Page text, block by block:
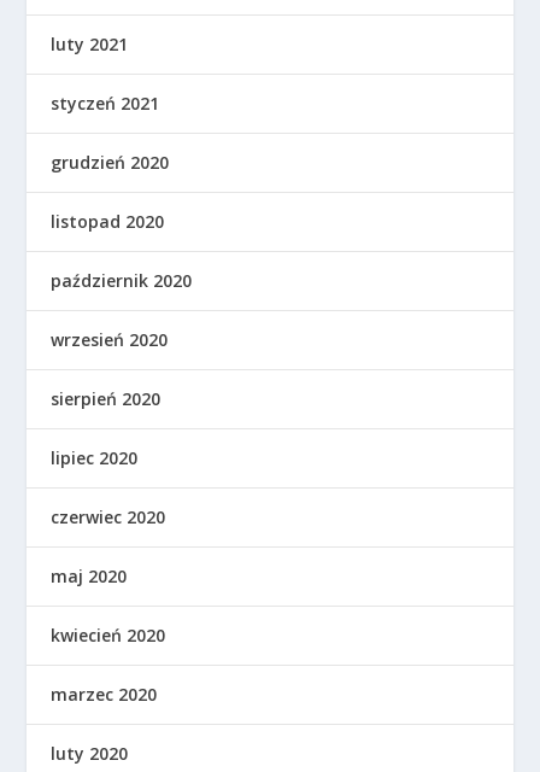
luty 2021
styczeń 2021
grudzień 2020
listopad 2020
październik 2020
wrzesień 2020
sierpień 2020
lipiec 2020
czerwiec 2020
maj 2020
kwiecień 2020
marzec 2020
luty 2020